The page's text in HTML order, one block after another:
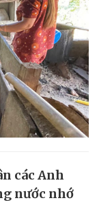
các Anh
nước nhớ